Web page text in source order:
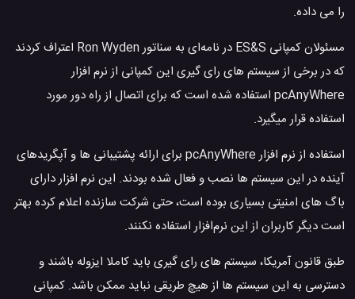
را می داده.
مسئولان کمپانی ES&S در نامه‌ای به سناتور Ron Wyden اعتراف کردند
که در برخی از سیستم های رای گیری این کمپانی از نرم افزار
pcAnyWhere استفاده شده است که برای اتصال از راه دور مورد
استفاده قرار میگیرد.
استفاده از نرم افزار pcAnyWhere برای ارائه پشتیبانی ها و آپگریدهای
آینده در این سیستم ها نصب و فعال شده بودند. این نرم افزار دارای
باگ های امنیتی بسیاری بوده است، حتی شرکت سازنده اعلام کرده بهتر
است دیگر کاربران از این نرم‌افزار استفاده نکنند.
طبق قانون آمریکا، سیستم های رای گیری باید کاملا ایزوله باشند و
دسترسی به این سیستم ها از هیچ طریقی نباید ممکن باشد. کمپانی